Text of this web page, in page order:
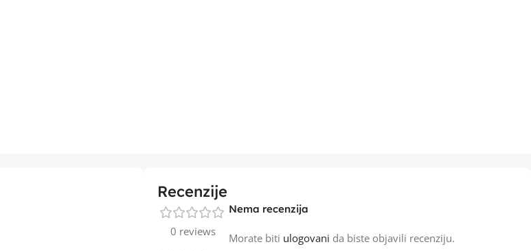
Recenzije
0 reviews
Nema recenzija
Morate biti ulogovani da biste objavili recenziju.